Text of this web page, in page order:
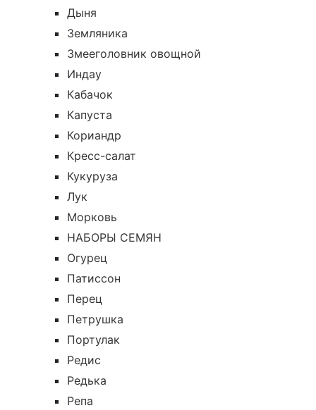
Дыня
Земляника
Змееголовник овощной
Индау
Кабачок
Капуста
Кориандр
Кресс-салат
Кукуруза
Лук
Морковь
НАБОРЫ СЕМЯН
Огурец
Патиссон
Перец
Петрушка
Портулак
Редис
Редька
Репа